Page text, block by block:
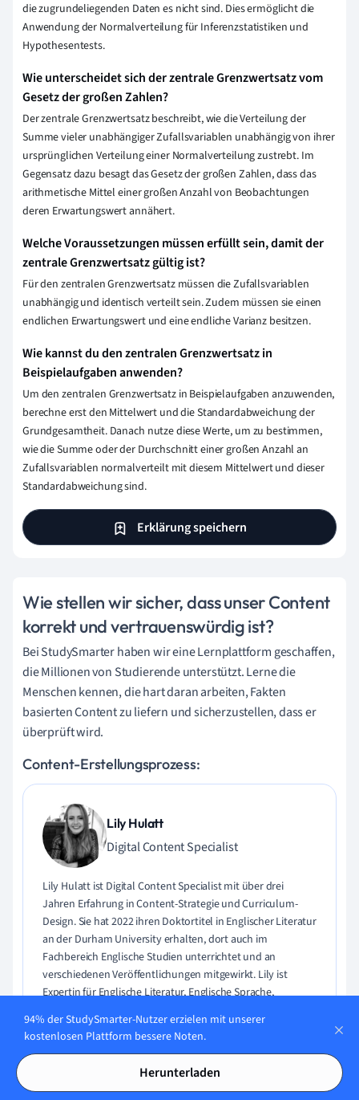
die zugrundeliegenden Daten es nicht sind. Dies ermöglicht die
Anwendung der Normalverteilung für Inferenzstatistiken und
Hypothesentests.
Wie unterscheidet sich der zentrale Grenzwertsatz vom
Gesetz der großen Zahlen?
Der zentrale Grenzwertsatz beschreibt, wie die Verteilung der
Summe vieler unabhängiger Zufallsvariablen unabhängig von ihrer
ursprünglichen Verteilung einer Normalverteilung zustrebt. Im
Gegensatz dazu besagt das Gesetz der großen Zahlen, dass das
arithmetische Mittel einer großen Anzahl von Beobachtungen
deren Erwartungswert annähert.
Welche Voraussetzungen müssen erfüllt sein, damit der
zentrale Grenzwertsatz gültig ist?
Für den zentralen Grenzwertsatz müssen die Zufallsvariablen
unabhängig und identisch verteilt sein. Zudem müssen sie einen
endlichen Erwartungswert und eine endliche Varianz besitzen.
Wie kannst du den zentralen Grenzwertsatz in
Beispielaufgaben anwenden?
Um den zentralen Grenzwertsatz in Beispielaufgaben anzuwenden,
berechne erst den Mittelwert und die Standardabweichung der
Grundgesamtheit. Danach nutze diese Werte, um zu bestimmen,
wie die Summe oder der Durchschnitt einer großen Anzahl an
Zufallsvariablen normalverteilt mit diesem Mittelwert und dieser
Standardabweichung sind.
Erklärung speichern
Wie stellen wir sicher, dass unser Content
korrekt und vertrauenswürdig ist?
Bei StudySmarter haben wir eine Lernplattform geschaffen,
die Millionen von Studierende unterstützt. Lerne die
Menschen kennen, die hart daran arbeiten, Fakten
basierten Content zu liefern und sicherzustellen, dass er
überprüft wird.
Content-Erstellungsprozess:
Lily Hulatt
Digital Content Specialist
Lily Hulatt ist Digital Content Specialist mit über drei
Jahren Erfahrung in Content-Strategie und Curriculum-
Design. Sie hat 2022 ihren Doktortitel in Englischer Literatur
an der Durham University erhalten, dort auch im
Fachbereich Englische Studien unterrichtet und an
verschiedenen Veröffentlichungen mitgewirkt. Lily ist
Expertin für Englische Literatur, Englische Sprache,
Lerne Lily kennen
94% der StudySmarter-Nutzer erzielen mit unserer
kostenlosen Plattform bessere Noten.
Herunterladen